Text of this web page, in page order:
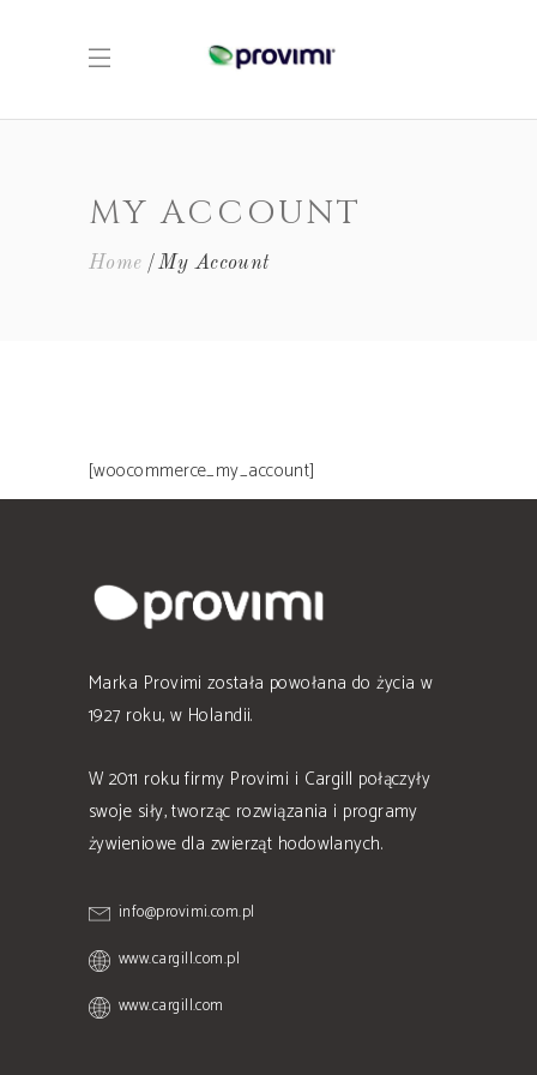
MY ACCOUNT
Home My Account
[woocommerce_my_account]
Marka Provimi została powołana do życia w
1927 roku, w Holandii.
W 2011 roku firmy Provimi i Cargill połączyły
swoje siły, tworząc rozwiązania i programy
żywieniowe dla zwierząt hodowlanych.
info@provimi.com.pl
www.cargill.com.pl
www.cargill.com